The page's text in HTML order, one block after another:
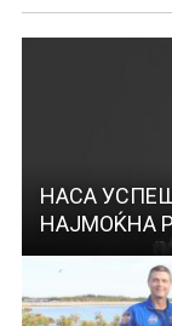
НАСА
НАЈМОЌНА